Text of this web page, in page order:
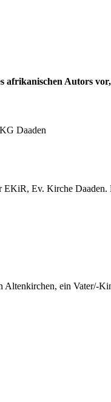
Autors
Daaden
Ev. Kirche Daaden.
ein Vater/-